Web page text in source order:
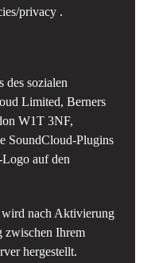
privacy .
des sozialen
Limited, Berners
W1T 3NF,
SoundCloud-Plugins
auf den
wird nach Aktivierung
zwischen Ihrem
hergestellt.